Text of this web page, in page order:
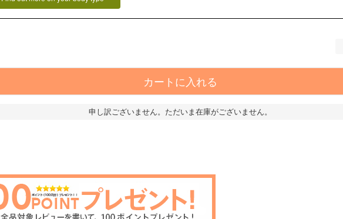
カートに入れる
申し訳ございません。ただいま在庫がございません。